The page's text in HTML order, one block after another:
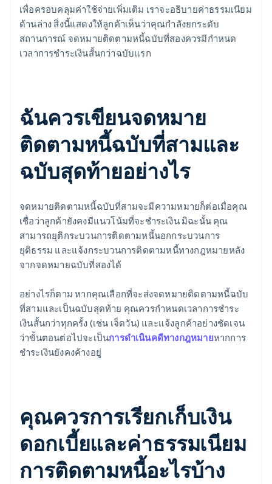
เพื่อครอบคลุมค่าใช้จ่ายเพิ่มเติม เราจะอธิบายค่าธรรมเนียม
ด้านล่าง สิ่งนี้แสดงให้ลูกค้าเห็นว่าคุณกำลังยกระดับ
สถานการณ์ จดหมายติดตามหนี้ฉบับที่สองควรมีกำหนด
เวลาการชำระเงินสั้นกว่าฉบับแรก
ฉันควรเขียนจดหมาย
ติดตามหนี้ฉบับที่สามและ
ฉบับสุดท้ายอย่างไร
จดหมายติดตามหนี้ฉบับที่สามจะมีความหมายก็ต่อเมื่อคุณ
เชื่อว่าลูกค้ายังคงมีแนวโน้มที่จะชำระเงิน มิฉะนั้น คุณ
สามารถยุติกระบวนการติดตามหนี้นอกกระบวนการ
ยุติธรรม และแจ้งกระบวนการติดตามหนี้ทางกฎหมายหลัง
จากจดหมายฉบับที่สองได้
อย่างไรก็ตาม หากคุณเลือกที่จะส่งจดหมายติดตามหนี้ฉบับ
ที่สามและเป็นฉบับสุดท้าย คุณควรกําหนดเวลาการชำระ
เงินสั้นกว่าทุกครั้ง (เช่น เจ็ดวัน) และแจ้งลูกค้าอย่างชัดเจน
ว่าขั้นตอนต่อไปจะเป็นการดำเนินคดีทางกฎหมายหากการ
ชำระเงินยังคงค้างอยู่
คุณควรการเรียกเก็บเงิน
ดอกเบี้ยและค่าธรรมเนียม
การติดตามหนี้อะไรบ้าง